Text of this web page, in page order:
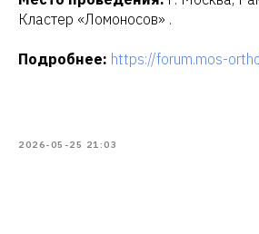
Кластер «Ломоносов» .
Подробнее: https://forum.mos-
2026-05-25 21:03